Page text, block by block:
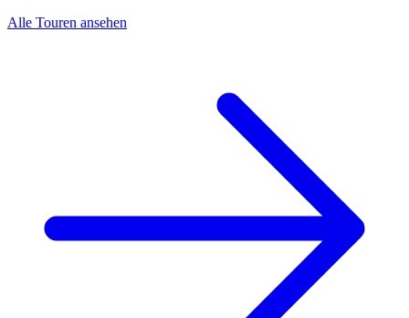
Alle Touren ansehen